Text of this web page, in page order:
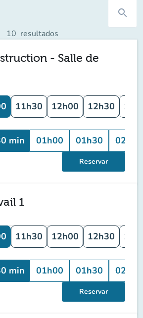
search
10 resultados
- Salle de
11h30 12h00 12h30
min 01h00 01h30 02h00
Reservar
1
11h30 12h00 12h30
min 01h00 01h30 02h00
Reservar